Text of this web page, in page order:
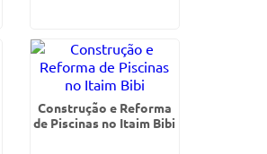
Construção e Reforma
de Piscinas no Itaim Bibi